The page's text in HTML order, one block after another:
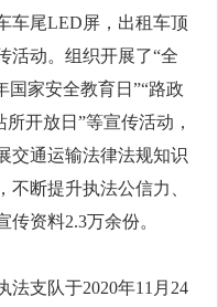
车尾LED屏，出租车顶
活动。组织开展了“全
国家安全教育日”“路政
开放日”等宣传活动，
交通运输法律法规知识
断提升执法公信力、
资料2.3万余份。
法支队于2020年11月24